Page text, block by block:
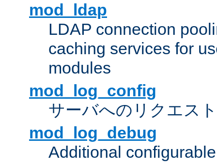
mod_ldap
LDAP connection
caching services for
modules
mod_log_config
サーバへのリクエス
mod_log_debug
Additional